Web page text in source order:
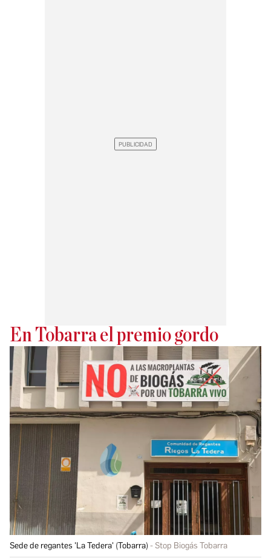
En Tobarra el premio gordo
Sede de regantes 'La Tedera' (Tobarra) Stop Biogás Tobarra